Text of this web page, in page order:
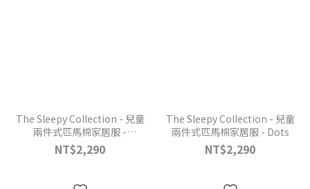
The Sleepy Collection - 兒童
兩件式匹馬棉家居服 -
Midnight Blue
NT$2,290
The Sleepy Collection - 兒童
兩件式匹馬棉家居服 - Dots
NT$2,290